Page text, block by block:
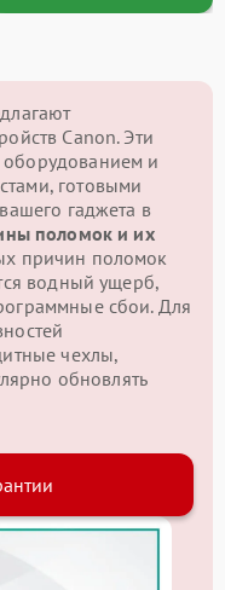
Canon. Эти
и
готовыми
гаджета в
поломок и их
причин поломок
водный ущерб,
сбои. Для
чехлы,
обновлять